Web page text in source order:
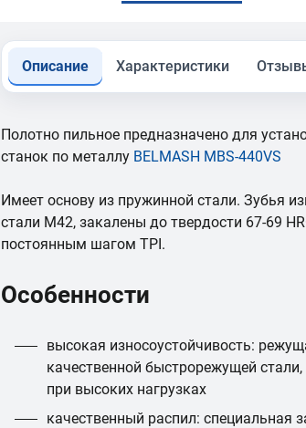
Описание Характеристики
Полотно пильное предназначено для
станок по металлу BELMASH MBS-440VS
Имеет основу из пружинной стали. Зубья
стали М42, закалены до твердости 67-69
постоянным шагом TPI.
Особенности
высокая износоустойчивость:
качественной быстрорежущей
при высоких нагрузках
качественный распил: специальная